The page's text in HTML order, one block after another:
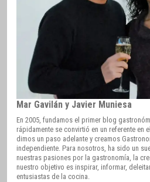
Mar Gavilán y Javier Muniesa
En 2005, fundamos el primer blog
rápidamente se convirtió en un referente en
dimos un paso adelante y creamos
independiente. Para nosotros, ha sido un
nuestras pasiones por la gastronomía, la
nuestro objetivo es inspirar, informar,
entusiastas de la cocina.